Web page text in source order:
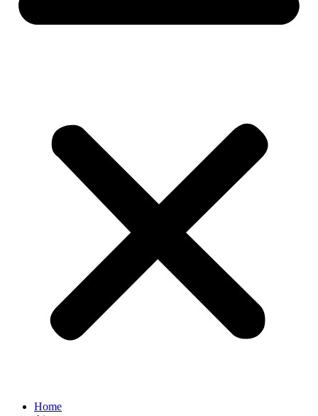
Home